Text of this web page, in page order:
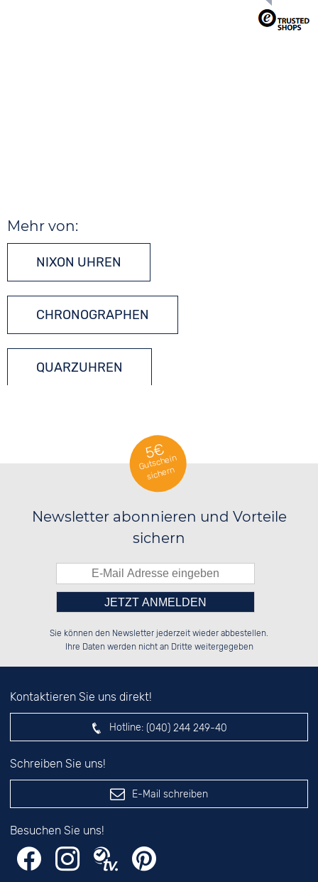
Mehr von:
NIXON UHREN
CHRONOGRAPHEN
QUARZUHREN
5€
Gutschein
sichern
Newsletter abonnieren und Vorteile
sichern
░░████░░██░░░░░░██░░██░░██░░██░░
░░░░██░░██████░░██████░░██████░░
░░░░██░░░░░░██░░░░░░██░░██░░██░░
Bitte tragen Sie die Zahl in
das nebenstehende Feld ein.
Sie können den Newsletter jederzeit wieder abbestellen.
Ihre Daten werden nicht an Dritte weitergegeben
Kontaktieren Sie uns direkt!
Hotline: (040) 244 249-40
Schreiben Sie uns!
E-Mail schreiben
Besuchen Sie uns!